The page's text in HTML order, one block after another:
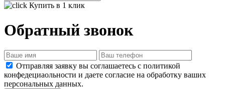
Купить в 1 клик
Обратный звонок
Отправляя заявку вы соглашаетесь с политикой
конфедециаольности и даете согласие на обработку ваших
персональных данных.